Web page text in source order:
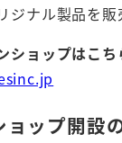
ジナル製品を販
ショップはこち
ョップ開設